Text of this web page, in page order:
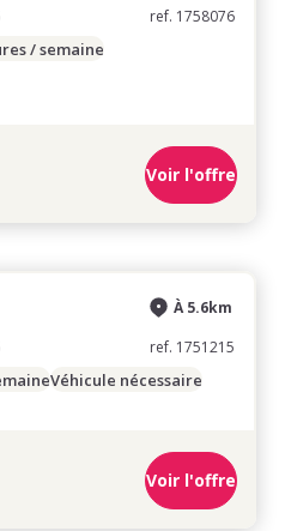
ref. 1758076
/ semaine
Voir l'offre
À 5.6km
ref. 1751215
Véhicule nécessaire
Voir l'offre